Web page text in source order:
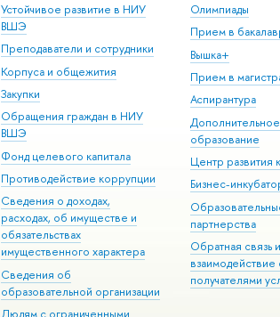
Устойчивое развитие в НИУ
ВШЭ
Преподаватели и сотрудники
Корпуса и общежития
Закупки
Обращения граждан в НИУ
ВШЭ
Фонд целевого капитала
Противодействие коррупции
Сведения о доходах,
расходах, об имуществе и
обязательствах
имущественного характера
Сведения об
образовательной организации
Олимпиады
Прием в
Вышка+
Прием в
Аспирантура
Дополнительное
образование
Центр развития
Бизнес-
партнерства
Обратная связь и
взаимодействие
получателями